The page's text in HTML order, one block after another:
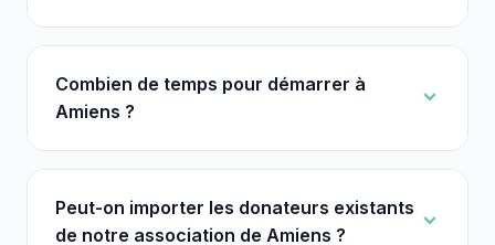
Combien de temps pour démarrer à
Amiens ?
Peut-on importer les donateurs existants
de notre association de Amiens ?